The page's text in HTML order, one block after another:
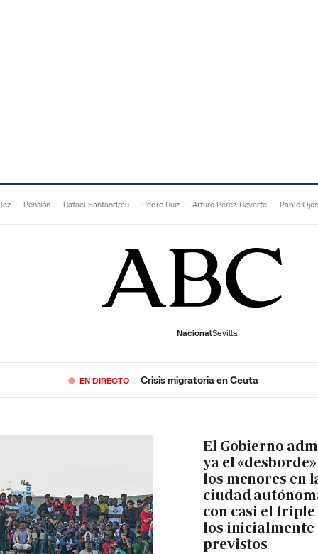
Pensión Rafael Santandreu Pedro Ruiz Arturo Pérez-Reverte Pablo
NacionalSevilla
ECONOMÍADEPORTES SOCIEDADCULTURAGENTEPLAY
EN DIRECTO Crisis migratoria en Ceuta
El Gobierno
ya el
los menores en
ciudad
con casi el triple
los inicialmente
previstos